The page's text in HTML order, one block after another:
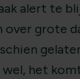
alert te
grote
wel, het